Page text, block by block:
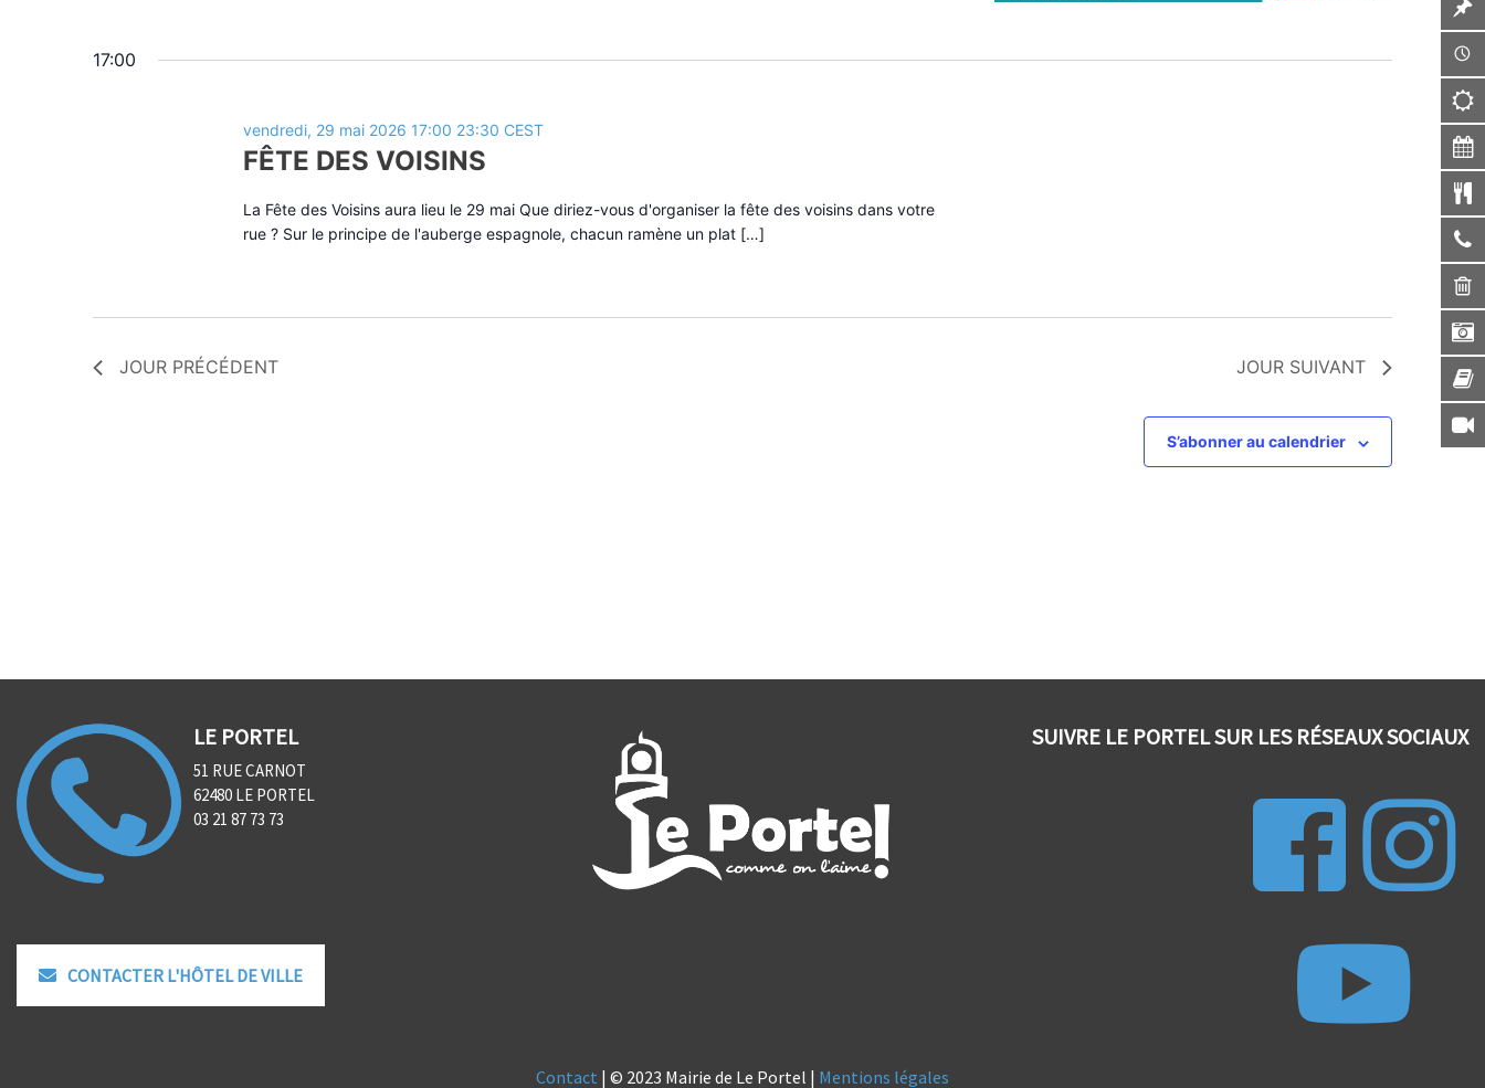
17:00
FÊTE DES VOISINS
vendredi, 29 mai 2026 17:00 23:30 CEST
La Fête des Voisins aura lieu le 29 mai Que diriez-vous d'organiser la fête des voisins dans votre
rue ? Sur le principe de l'auberge espagnole, chacun ramène un plat […]
JOUR PRÉCÉDENT JOUR SUIVANT
S’abonner au calendrier
LE PORTEL
51 RUE CARNOT
62480 LE PORTEL
03 21 87 73 73
CONTACTER L'HÔTEL DE VILLE
SUIVRE LE PORTEL SUR LES RÉSEAUX SOCIAUX
Contact | © 2023 Mairie de Le Portel | Mentions légales